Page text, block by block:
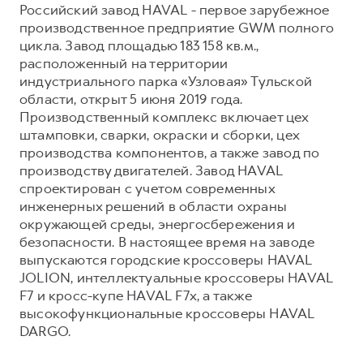
Российский завод HAVAL - первое зарубежное
производственное предприятие GWM полного
цикла. Завод площадью 183 158 кв.м.,
расположенный на территории
индустриального парка «Узловая» Тульской
области, открыт 5 июня 2019 года.
Производственный комплекс включает цех
штамповки, сварки, окраски и сборки, цех
производства компонентов, а также завод по
производству двигателей. Завод HAVAL
спроектирован с учетом современных
инженерных решений в области охраны
окружающей среды, энергосбережения и
безопасности. В настоящее время на заводе
выпускаются городские кроссоверы HAVAL
JOLION, интеллектуальные кроссоверы HAVAL
F7 и кросс-купе HAVAL F7x, а также
высокофункциональные кроссоверы HAVAL
DARGO.